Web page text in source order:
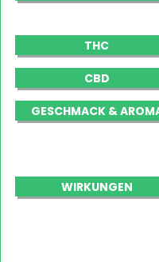
THC
CBD
GESCHMACK &
WIRKUNGEN